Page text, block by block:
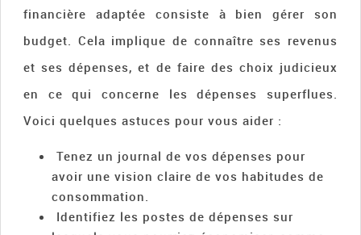
financière adaptée consiste à bien gérer son
budget. Cela implique de connaître ses revenus
et ses dépenses, et de faire des choix judicieux
en ce qui concerne les dépenses superflues.
Voici quelques astuces pour vous aider :
Tenez un journal de vos dépenses pour
avoir une vision claire de vos habitudes de
consommation.
Identifiez les postes de dépenses sur